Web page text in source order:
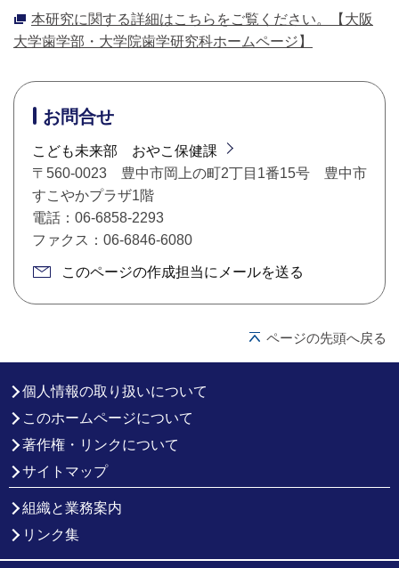
本研究に関する詳細はこちらをご覧ください。【大阪
大学歯学部・大学院歯学研究科ホームページ】
お問合せ
こども未来部 おやこ保健課
〒560-0023 豊中市岡上の町2丁目1番15号 豊中市
すこやかプラザ1階
電話：06-6858-2293
ファクス：06-6846-6080
このページの作成担当にメールを送る
ページの先頭へ戻る
個人情報の取り扱いについて
このホームページについて
著作権・リンクについて
サイトマップ
組織と業務案内
リンク集